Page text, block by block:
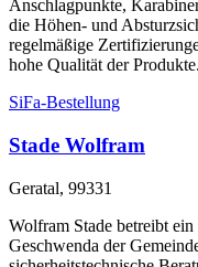
Anschlagpunkte,
die Höhen- und
regelmäßige
hohe Qualität der Produkte.
SiFa-Bestellung
Stade Wolfram
Geratal, 99331
Wolfram Stade betreibt
Geschwenda der